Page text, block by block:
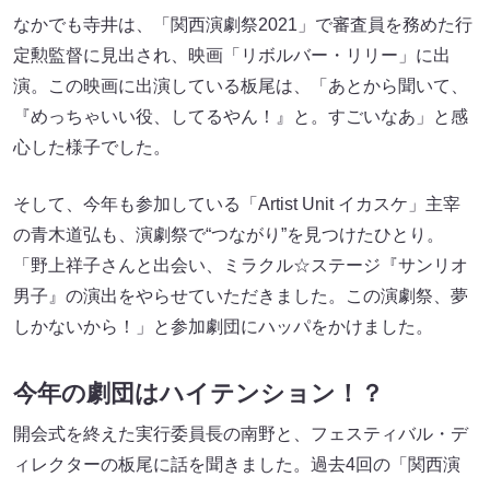
なかでも寺井は、「関西演劇祭2021」で審査員を務めた行
定勲監督に見出され、映画「リボルバー・リリー」に出
演。この映画に出演している板尾は、「あとから聞いて、
『めっちゃいい役、してるやん！』と。すごいなあ」と感
心した様子でした。
そして、今年も参加している「Artist Unit イカスケ」主宰
の青木道弘も、演劇祭で“つながり”を見つけたひとり。
「野上祥子さんと出会い、ミラクル☆ステージ『サンリオ
男子』の演出をやらせていただきました。この演劇祭、夢
しかないから！」と参加劇団にハッパをかけました。
今年の劇団はハイテンション！？
開会式を終えた実行委員長の南野と、フェスティバル・デ
ィレクターの板尾に話を聞きました。過去4回の「関西演